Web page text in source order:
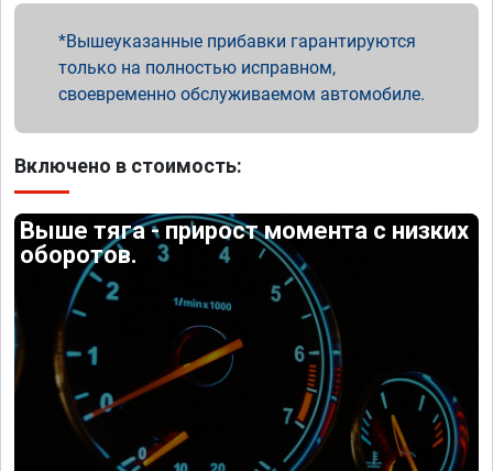
Вышеуказанные прибавки гарантируются
только на полностью исправном,
своевременно обслуживаемом автомобиле.
Включено в стоимость:
Выше тяга - прирост момента с низких
оборотов.